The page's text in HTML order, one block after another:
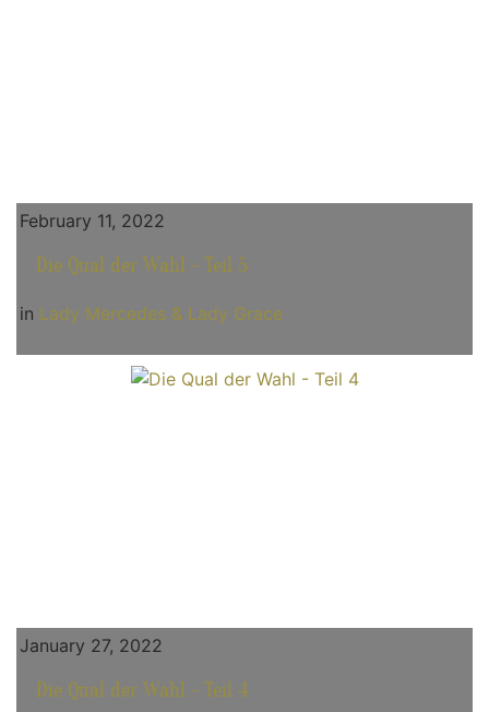
February 11, 2022
Die Qual der Wahl - Teil 5
in Lady Mercedes & Lady Grace
January 27, 2022
Die Qual der Wahl - Teil 4